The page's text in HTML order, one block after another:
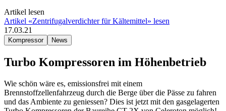
Artikel lesen
Artikel «Zentrifugalverdichter für Kältemittel» lesen
17.03.21
Kompressor News
Turbo Kompressoren im Höhenbetrieb
Wie schön wäre es, emissionsfrei mit einem
Brennstoffzellenfahrzeug durch die Berge über die Pässe zu fahren
und das Ambiente zu geniessen? Dies ist jetzt mit den gasgelagerten